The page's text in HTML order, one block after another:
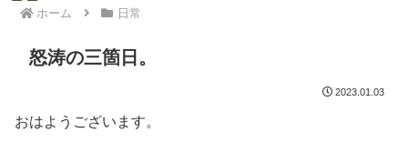
ホーム 日常
怒涛の三箇日。
2023.01.03
おはようございます。